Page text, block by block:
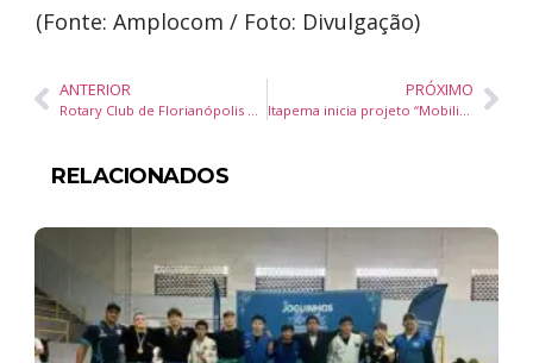
(Fonte: Amplocom / Foto: Divulgação)
ANTERIOR PRÓXIMO
RELACIONADOS